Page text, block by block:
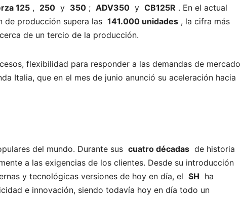
125 , 250 y 350 ; ADV350 y CB125R . En el actual
producción supera las 141.000 unidades , la cifra más
de un tercio de la producción.
flexibilidad para responder a las demandas de mercado
Italia, que en el mes de junio anunció su aceleración hacia
del mundo. Durante sus cuatro décadas de historia
a las exigencias de los clientes. Desde su introducción
y tecnológicas versiones de hoy en día, el SH ha
e innovación, siendo todavía hoy en día todo un